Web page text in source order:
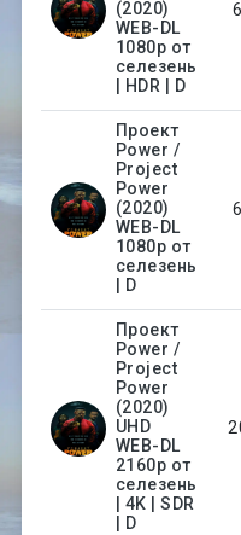
(2020)
WEB-DL
1080p от
селезень
| HDR | D
Проект
Power /
Project
Power
(2020)
WEB-DL
1080p от
селезень
| D
Проект
Power /
Project
Power
(2020)
UHD
WEB-DL
2160p от
селезень
| 4K | SDR
| D